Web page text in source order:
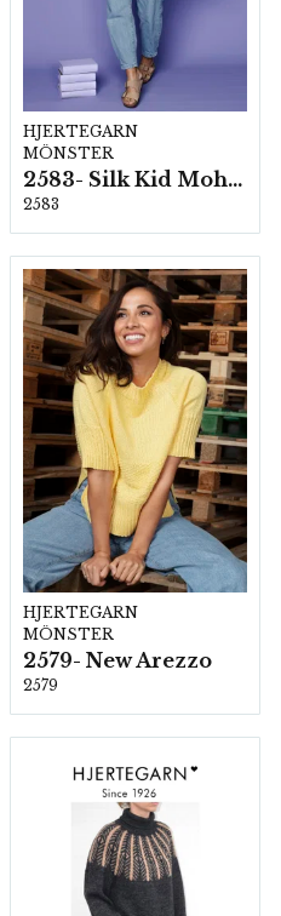
HJERTEGARN
MÖNSTER
2583- Silk Kid Mohair
2583
HJERTEGARN
MÖNSTER
2579- New Arezzo
2579